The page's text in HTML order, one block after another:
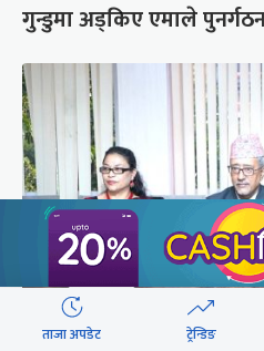
गुन्डुमा अड्किए एमाले
ताजा अपडेट ट्रेन्डिङ